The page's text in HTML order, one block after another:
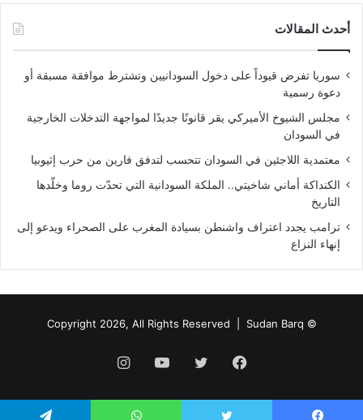
أحدث المقالات
سوريا تفرض قيوداً على دخول السودانيين وتشترط موافقة مسبقة أو
دعوة رسمية
مجلس الشيوخ الأميركي يقر قانونًا جديدًا لمواجهة التدخلات الخارجية
في السودان
معتمدية اللاجئين في السودان تتحسب لتدفق فارين من حرب إثيوبيا
الكنداكة أماني شاخيتي.. الملكة السودانية التي تحدّت روما وخلّدها
التاريخ
ترامب يجدد اعتراف واشنطن بسيادة المغرب على الصحراء ويدعو إلى
إنهاء النزاع
© Copyright 2026, All Rights Reserved |
Sudan Barq
فيسبوك تويتر يوتيوبانستقرام